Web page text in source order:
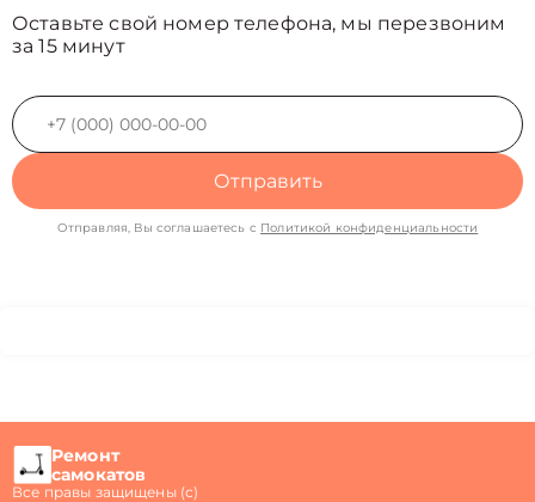
Оставьте свой номер телефона, мы перезвоним
за 15 минут
Отправить
Отправляя, Вы соглашаетесь с Политикой конфиденциальности
Ремонт
самокатов
Все правы защищены (с)